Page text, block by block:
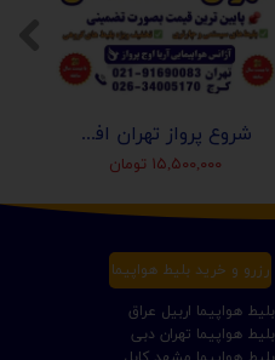
شروع پرواز تهران افغانستان (کابل-مزارشریف-هرات-قندهار)
۱۵,۵۰۰,۰۰۰ تومان
بلیط هواپیما تهران دبی
بلیط هواپیما اربیل عراق
رزرو و خرید بلیط هواپیما